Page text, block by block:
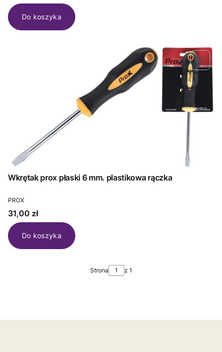
Do koszyka
Wkrętak prox płaski 6 mm. plastikowa rączka
PRODUCENT
PROX
Cena
31,00 zł
Do koszyka
Strona z 1